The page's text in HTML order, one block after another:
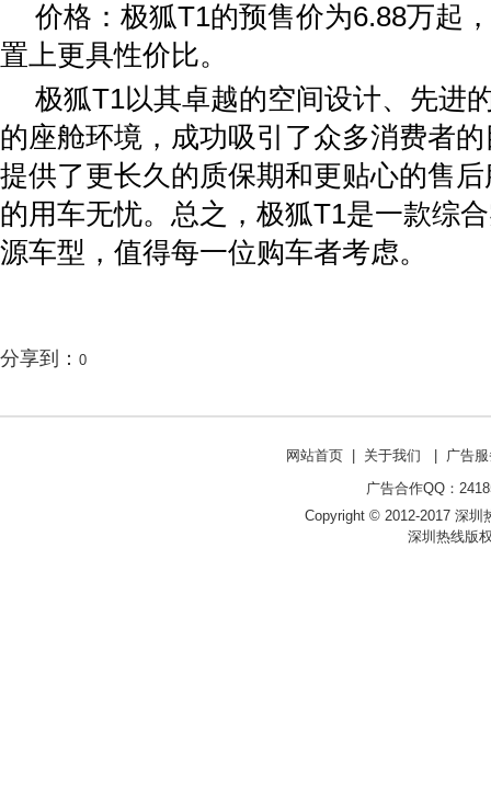
价格：极狐T1的预售价为6.88万起
置上更具性价比。
极狐T1以其卓越的空间设计、先进
的座舱环境，成功吸引了众多消费者
提供了更长久的质保期和更贴心的售
的用车无忧。总之，极狐T1是一款综
源车型，值得每一位购车者考虑。
分享到： 0
网站首页 关于我们
广告
广告合作QQ：
Copyright © 2012-2017 深圳
深圳热线版